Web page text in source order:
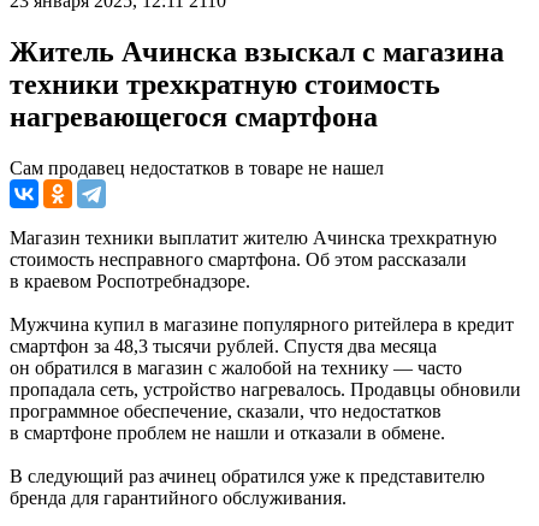
Житель Ачинска взыскал с магазина
техники трехкратную стоимость
нагревающегося смартфона
Сам продавец недостатков в товаре не нашел
Магазин техники выплатит жителю Ачинска трехкратную
стоимость несправного смартфона. Об этом рассказали
в краевом Роспотребнадзоре.
Мужчина купил в магазине популярного ритейлера в кредит
смартфон за 48,3 тысячи рублей. Спустя два месяца
он обратился в магазин с жалобой на технику — часто
пропадала сеть, устройство нагревалось. Продавцы обновили
программное обеспечение, сказали, что недостатков
в смартфоне проблем не нашли и отказали в обмене.
В следующий раз ачинец обратился уже к представителю
бренда для гарантийного обслуживания.